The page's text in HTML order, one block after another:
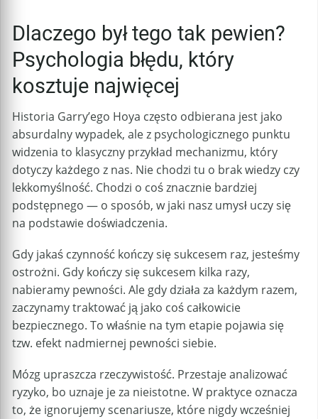
Dlaczego był tego tak pewien?
Psychologia błędu, który
kosztuje najwięcej
Historia Garry’ego Hoya często odbierana jest jako
absurdalny wypadek, ale z psychologicznego punktu
widzenia to klasyczny przykład mechanizmu, który
dotyczy każdego z nas. Nie chodzi tu o brak wiedzy czy
lekkomyślność. Chodzi o coś znacznie bardziej
podstępnego — o sposób, w jaki nasz umysł uczy się
na podstawie doświadczenia.
Gdy jakaś czynność kończy się sukcesem raz, jesteśmy
ostrożni. Gdy kończy się sukcesem kilka razy,
nabieramy pewności. Ale gdy działa za każdym razem,
zaczynamy traktować ją jako coś całkowicie
bezpiecznego. To właśnie na tym etapie pojawia się
tzw. efekt nadmiernej pewności siebie.
Mózg upraszcza rzeczywistość. Przestaje analizować
ryzyko, bo uznaje je za nieistotne. W praktyce oznacza
to, że ignorujemy scenariusze, które nigdy wcześniej